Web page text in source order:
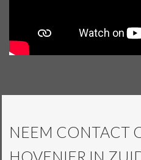
NEEM CONTACT